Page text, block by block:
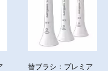
替ブラシ：プレミア